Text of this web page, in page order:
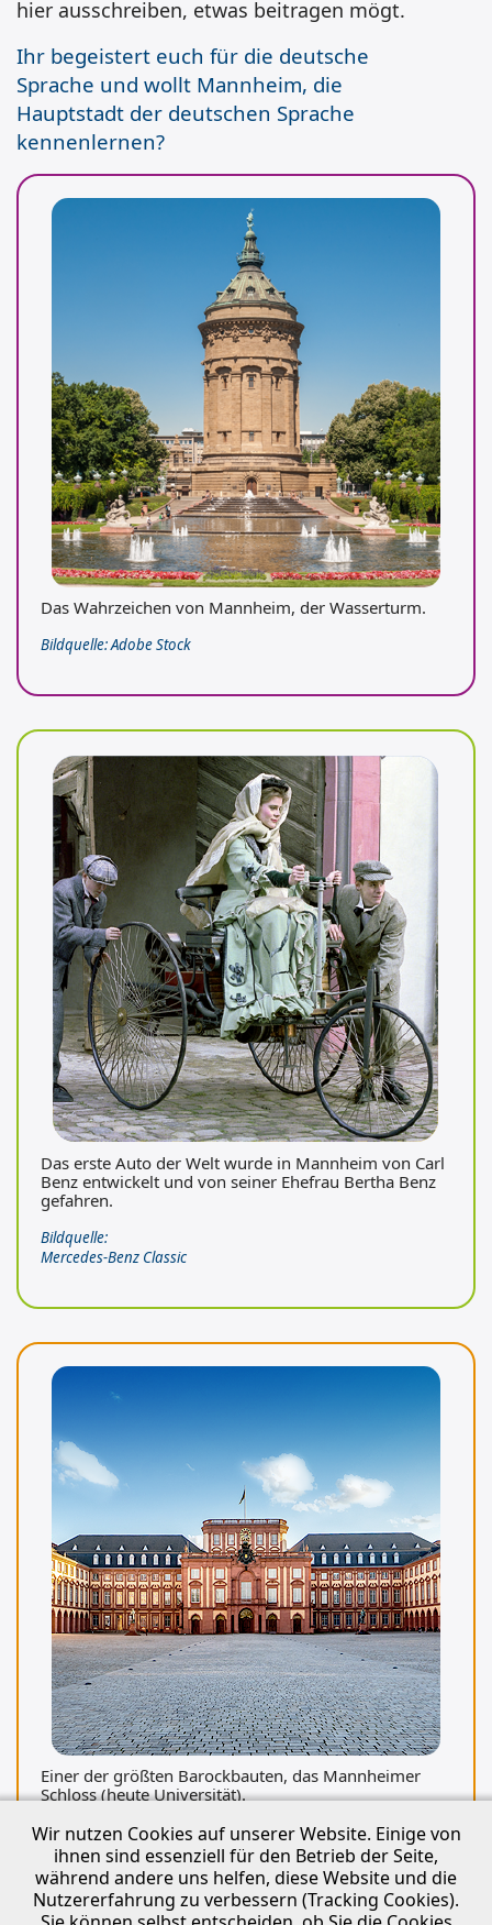
hier ausschreiben, etwas beitragen mögt.
Ihr begeistert euch für die deutsche
Sprache und wollt Mannheim, die
Hauptstadt der deutschen Sprache
kennenlernen?
Das Wahrzeichen von Mannheim, der Wasserturm.
Bildquelle: Adobe Stock
Das erste Auto der Welt wurde in Mannheim von Carl
Benz entwickelt und von seiner Ehefrau Bertha Benz
gefahren.
Bildquelle:
Mercedes-Benz Classic
Einer der größten Barockbauten, das Mannheimer
Schloss (heute Universität).
Bildquelle: Adobe Stock
Wir nutzen Cookies auf unserer Website. Einige von
ihnen sind essenziell für den Betrieb der Seite,
während andere uns helfen, diese Website und die
Nutzererfahrung zu verbessern (Tracking Cookies).